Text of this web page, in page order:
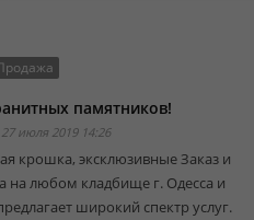
памятников!
июля 2019 14:26
крошка, эксклюзивные Заказ и
на любом кладбище г. Одесса и
широкий спектр услуг.